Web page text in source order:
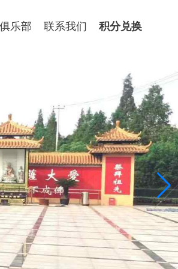
乐部 联系我们 积分兑换